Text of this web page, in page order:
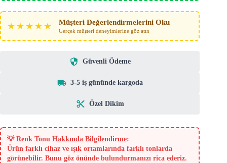
★★★★★ Müşteri Değerlendirmelerini Oku
Gerçek müşteri deneyimlerine göz atın
Güvenli Ödeme
3-5 iş gününde kargoda
Özel Dikim
💡 Renk Tonu Hakkında Bilgilendirme:
Ürün farklı cihaz ve ışık ortamlarında farklı tonlarda
görünebilir. Bunu göz önünde bulundurmanızı rica ederiz.